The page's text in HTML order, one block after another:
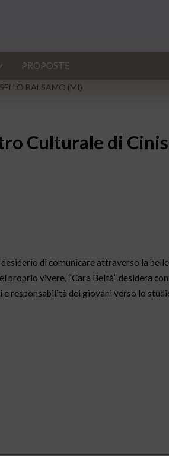
PROPOSTE
BALSAMO (MI)
Culturale di
di comunicare attraverso la
proprio vivere, “Cara Beltà” desidera
responsabilità dei giovani verso lo